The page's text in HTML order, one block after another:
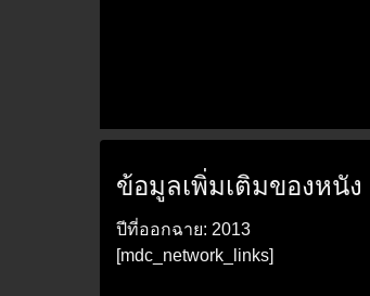
ข้อมูลเพิ่มเติมของหนัง
ปีที่ออกฉาย: 2013
[mdc_network_links]